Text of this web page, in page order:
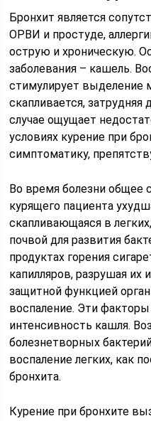
Бронхит является
ОРВИ и простуде,
острую и хроническую.
заболевания – кашель.
стимулирует выделение
скапливается,
случае ощущает
условиях курение при
симптоматику,
Во время болезни общее
курящего пациента
скапливающаяся в
почвой для развития
продуктах горения
капилляров, разрушая их
защитной функцией
воспаление. Эти
интенсивность кашля.
болезнетворных
воспаление легких, как
бронхита.
Курение при бронхите